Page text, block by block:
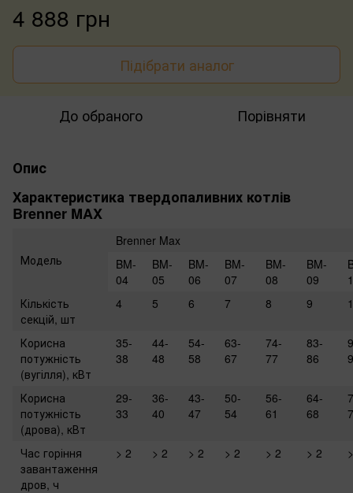
4 888 грн
Підібрати аналог
До обраного Порівняти
Опис
Характеристика твердопаливних котлів
Brenner MAX
Модель
Brenner Max
BM-
04
BM-
05
BM-
06
BM-
07
BM-
08
BM-
09
Кількість
секцій, шт
4 5 6 7 8 9
Корисна
потужність
(вугілля), кВт
35-
38
44-
48
54-
58
63-
67
74-
77
83-
86
Корисна
потужність
(дрова), кВт
29-
33
36-
40
43-
47
50-
54
56-
61
64-
68
Час горіння
завантаження
дров, ч
> 2 > 2 > 2 > 2 > 2 > 2